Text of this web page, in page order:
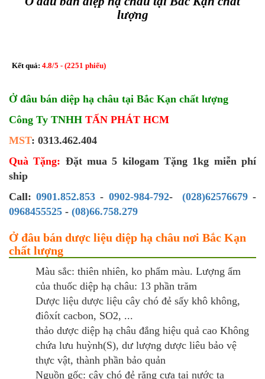
lượng
Kết quả: 4.8/5 - (2251 phiếu)
Ở đâu bán diệp hạ châu tại Bắc Kạn chất lượng
Công Ty TNHH TẤN PHÁT HCM
MST: 0313.462.404
Quà Tặng: Đặt mua 5 kilogam Tặng 1kg miễn phí
ship
Call:0901.852.853 - 0902-984-792- (028)62576679-
0968455525 - (08)66.758.279
Ở đâu bán dược liệu diệp hạ châu nơi Bắc Kạn
chất lượng
Màu sắc: thiên nhiên, ko phẩm màu. Lượng ẩm
của thuốc diệp hạ châu: 13 phần trăm
Dược liệu dược liệu cây chó đẻ sấy khô không,
điôxít cacbon, SO2, ...
thảo dược diệp hạ châu đắng hiệu quả cao Không
chứa lưu huỳnh(S), dư lượng dược liêu bảo vệ
thực vật, thành phần bảo quản
Nguồn gốc: cây chó đẻ răng cưa tại nước ta